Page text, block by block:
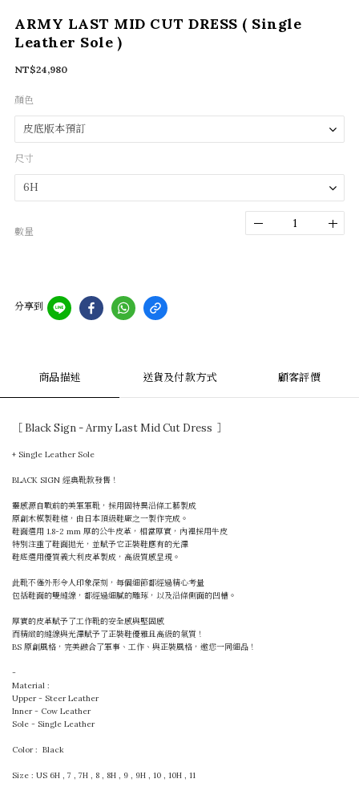
ARMY LAST MID CUT DRESS ( Single
Leather Sole )
NT$24,980
顏色
尺寸
數量
分享到
商品描述 送貨及付款方式 顧客評價
［ Black Sign - Army Last Mid Cut Dress ］
+ Single Leather Sole
BLACK SIGN 經典靴款發售！
靈感源自戰前的美軍軍靴，採用固特異沿條工藝製成
原創木模製鞋楦，由日本頂級鞋廠之一製作完成。
鞋面選用 1.8-2 mm 厚的公牛皮革，相當厚實，內裡採用牛皮
特別注重了鞋面拋光，並賦予它正裝鞋應有的光澤
鞋底選用優質義大利皮革製成，高級質感呈現。
此靴不僅外形令人印象深刻，每個細節都經過精心考量
包括鞋面的雙縫線，都經過細膩的雕琢，以及沿條側面的凹槽。
厚實的皮革賦予了工作靴的安全感與堅固感
而精緻的縫線與光澤賦予了正裝鞋優雅且高級的氣質！
BS 原創風格，完美融合了軍事、工作、與正裝風格，邀您一同細品！
-
Material :
Upper - Steer Leather
Inner - Cow Leather
Sole - Single Leather
Color : Black
Size : US 6H , 7 , 7H , 8 , 8H , 9 , 9H , 10 , 10H , 11